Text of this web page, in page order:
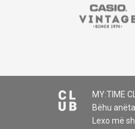
MY:TIME
Bëhu
Lexo më